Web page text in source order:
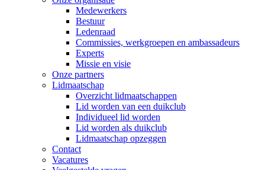
Medewerkers
Bestuur
Ledenraad
Commissies, werkgroepen en ambassadeurs
Experts
Missie en visie
Onze partners
Lidmaatschap
Overzicht lidmaatschappen
Lid worden van een duikclub
Individueel lid worden
Lid worden als duikclub
Lidmaatschap opzeggen
Contact
Vacatures